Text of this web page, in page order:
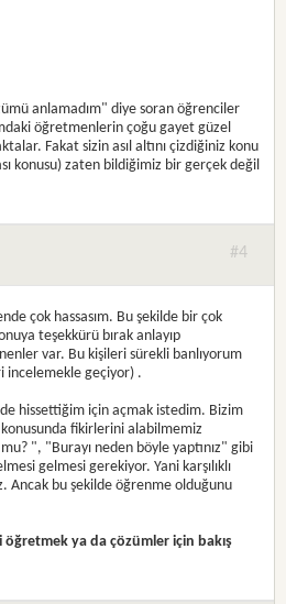
anlamadım" diye soran öğrenciler
öğretmenlerin çoğu gayet güzel
Fakat sizin asıl altını çizdiğiniz konu
konusu) zaten bildiğimiz bir gerçek değil
#4
çok hassasım. Bu şekilde bir çok
teşekkürü bırak anlayıp
var. Bu kişileri sürekli banlıyorum
incelemekle geçiyor) .
hissettiğim için açmak istedim. Bizim
fikirlerini alabilmemiz
", "Burayı neden böyle yaptınız" gibi
gelmesi gerekiyor. Yani karşılıklı
Ancak bu şekilde öğrenme olduğunu
öğretmek ya da çözümler için bakış